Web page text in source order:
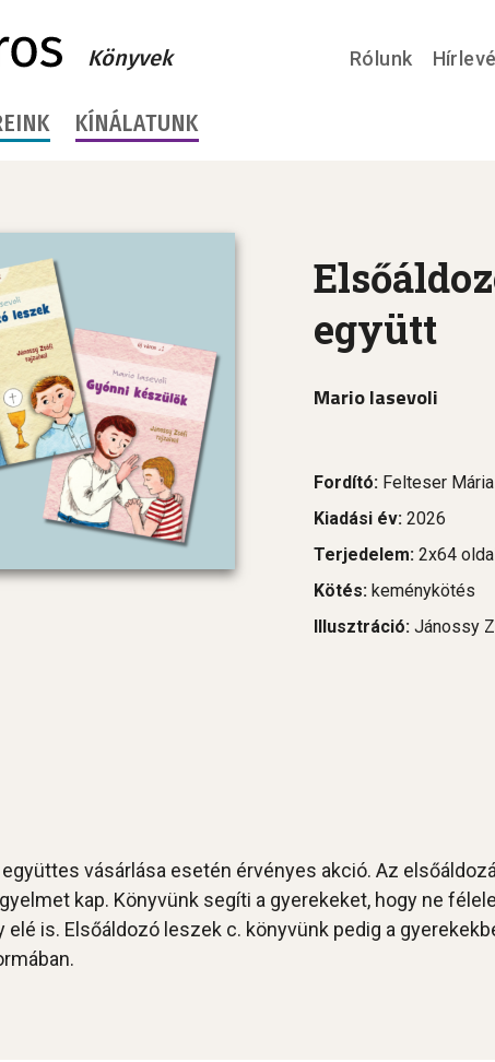
Könyvek Rólunk Hírlevél
KÍNÁLATUNK
együtt
Mario Iasevoli
Fordító: Felteser Mária
Kiadási év: 2026
Terjedelem: 2x64
Kötés: keménykötés
Illusztráció: Jánossy
vásárlása esetén érvényes akció. Az
kap. Könyvünk segíti a gyerekeket, hogy ne
elé is. Elsőáldozó leszek c. könyvünk pedig a